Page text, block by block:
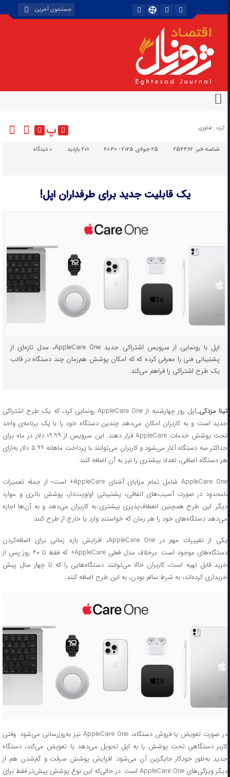
گروه : فناوری پ
شناسه خبر:254462 25 جولای 2025 - 20:30 201 بازدید دیدگاه
یک قابلیت جدید برای طرفداران اپل!
اپل با رونمایی از سرویس اشتراکی جدید AppleCare One، مدل تازه‌ای از
پشتیبانی فنی را معرفی کرده که که امکان پوشش هم‌زمان چند دستگاه در قالب
یک طرح اشتراکی را فراهم می‌کند.
تینا مزدکی_
اپل روز چهارشنبه از AppleCare One رونمایی کرد، که یک طرح اشتراکی
جدید است و به کاربران امکان می‌دهد چندین دستگاه خود را با یک برنامه‌ی واحد
تحت پوشش خدمات AppleCare قرار دهند. این سرویس از ۱۹.۹۹ دلار در ماه برای
حداکثر سه دستگاه آغاز می‌شود و کاربران می‌توانند با پرداخت ماهانه ۵.۹۹ دلار به‌ازای
هر دستگاه اضافی، تعداد بیشتری را نیز به آن اضافه کنند.
AppleCare One شامل تمام مزایای آشنای AppleCare+ است؛ از جمله تعمیرات
نامحدود در صورت آسیب‌های اتفاقی، پشتیبانی اولویت‌دار، پوشش باتری و موارد
دیگر. این طرح همچنین انعطاف‌پذیری بیشتری به کاربران می‌دهد و به آن‌ها اجازه
می‌دهد دستگاه‌های خود را هر زمان که خواستند وارد یا خارج از طرح کنند.
یکی از تغییرات مهم در AppleCare One، افزایش بازه زمانی برای اضافه‌کردن
دستگاه‌های موجود است. برخلاف مدل فعلی AppleCare+ که فقط تا ۶۰ روز پس از
خرید قابل تهیه است، کاربران حالا می‌توانند دستگاه‌هایی را که تا چهار سال پیش
خریداری کرده‌اند، به شرط سالم بودن، به این طرح اضافه کنند.
در صورت تعویض یا فروش دستگاه، AppleCare One نیز به‌روزرسانی می‌شود. وقتی
کاربر دستگاهی تحت پوشش را به اپل تحویل می‌دهد یا تعویض می‌کند، دستگاه
جدید به‌طور خودکار جایگزین آن می‌شود. افزایش پوشش سرقت و گم‌شدن هم از
دیگر ویژگی‌های AppleCare One است. در حالی‌که این نوع پوشش پیش‌تر فقط برای